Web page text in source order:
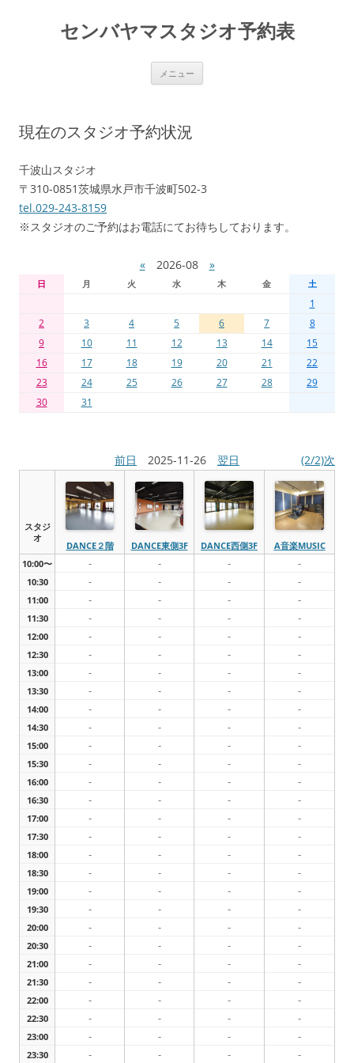
センバヤマスタジオ予約表
メニュー
現在のスタジオ予約状況
千波山スタジオ
〒310-0851茨城県水戸市千波町502-3
tel.029-243-8159
※スタジオのご予約はお電話にてお待ちしております。
« 2026-08 »
日 月 火 水 木 金 土
1
2
3 4 5 6 7
8
9
10 11 12 13 14
15
16
17 18 19 20 21
22
23
24 25 26 27 28
29
30
31
前日 2025-11-26 翌日 (2/2)次
スタジ
オ
DANCE２階 DANCE東側3F DANCE西側3F
A音楽MUSIC
10:00〜
- - - -
10:30 - - - -
11:00 - - - -
11:30 - - - -
12:00 - - - -
12:30 - - - -
13:00 - - - -
13:30 - - - -
14:00 - - - -
14:30 - - - -
15:00 - - - -
15:30 - - - -
16:00 - - - -
16:30 - - - -
17:00 - - - -
17:30 - - - -
18:00 - - - -
18:30 - - - -
19:00 - - - -
19:30 - - - -
20:00 - - - -
20:30 - - - -
21:00 - - - -
21:30 - - - -
22:00 - - - -
22:30 - - - -
23:00 - - - -
23:30 - - - -